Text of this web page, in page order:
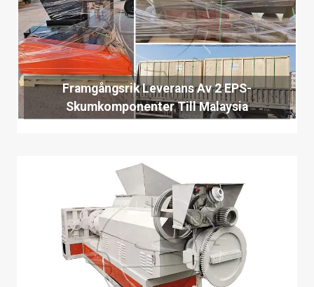
Framgångsrik Leverans Av 2 EPS-
Skumkomponenter Till Malaysia